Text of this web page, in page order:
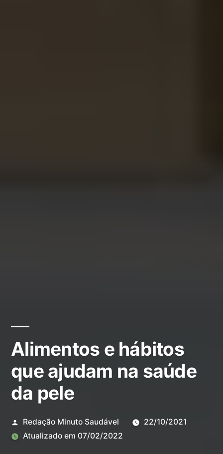
Alimentos e hábitos
que ajudam na saúde
da pele
Redação Minuto Saudável
22/10/2021
Atualizado em 07/02/2022